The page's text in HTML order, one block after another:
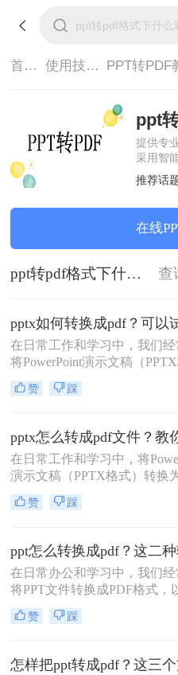
首页> 使用技巧>
ppt
提供专
采用智
保真还
理，全
装，高
推荐话
在线
ppt转pdf格式下什么软件 查
在日常工作和学习中，我们经
将PowerPoint演示文稿（
转换为PDF格式，以便更广泛
享、打印或保证在不同设备上
Format）因其跨平台兼容性和
档格式不变的特性而备受欢迎
pptx如何转换成pdf呢？本文将
绍几种将PPTX转换为PDF的
法，帮助您轻松完成转换任务
赞 踩
在日常工作和学习中，将
演示文稿（PPTX格式）转换
件是一项常见的需求。PDF格
跨平台兼容性、保持文档格式
迎。那么pptx怎么转成pdf文件
文将详细介绍几种将PPTX转
文件的方法，帮助您轻松完成
务。
赞 踩
在日常办公和学习中，我们经
将PPT文件转换成PDF格式，
好地进行分享、打印或存档。
PPT怎么转换成PDF呢？本文
赞 踩